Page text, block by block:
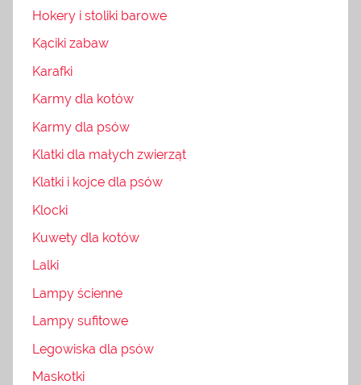
Hokery i stoliki barowe
Kąciki zabaw
Karafki
Karmy dla kotów
Karmy dla psów
Klatki dla małych zwierząt
Klatki i kojce dla psów
Klocki
Kuwety dla kotów
Lalki
Lampy ścienne
Lampy sufitowe
Legowiska dla psów
Maskotki